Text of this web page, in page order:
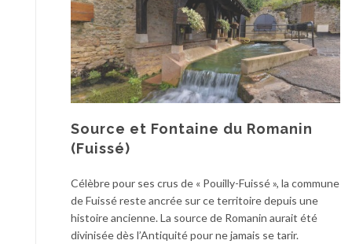
Source et Fontaine du Romanin
(Fuissé)
Célèbre pour ses crus de « Pouilly-Fuissé », la commune
de Fuissé reste ancrée sur ce territoire depuis une
histoire ancienne. La source de Romanin aurait été
divinisée dès l’Antiquité pour ne jamais se tarir.